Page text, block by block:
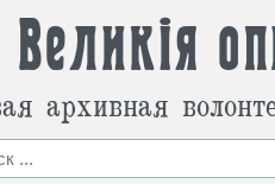
Великія
архивная